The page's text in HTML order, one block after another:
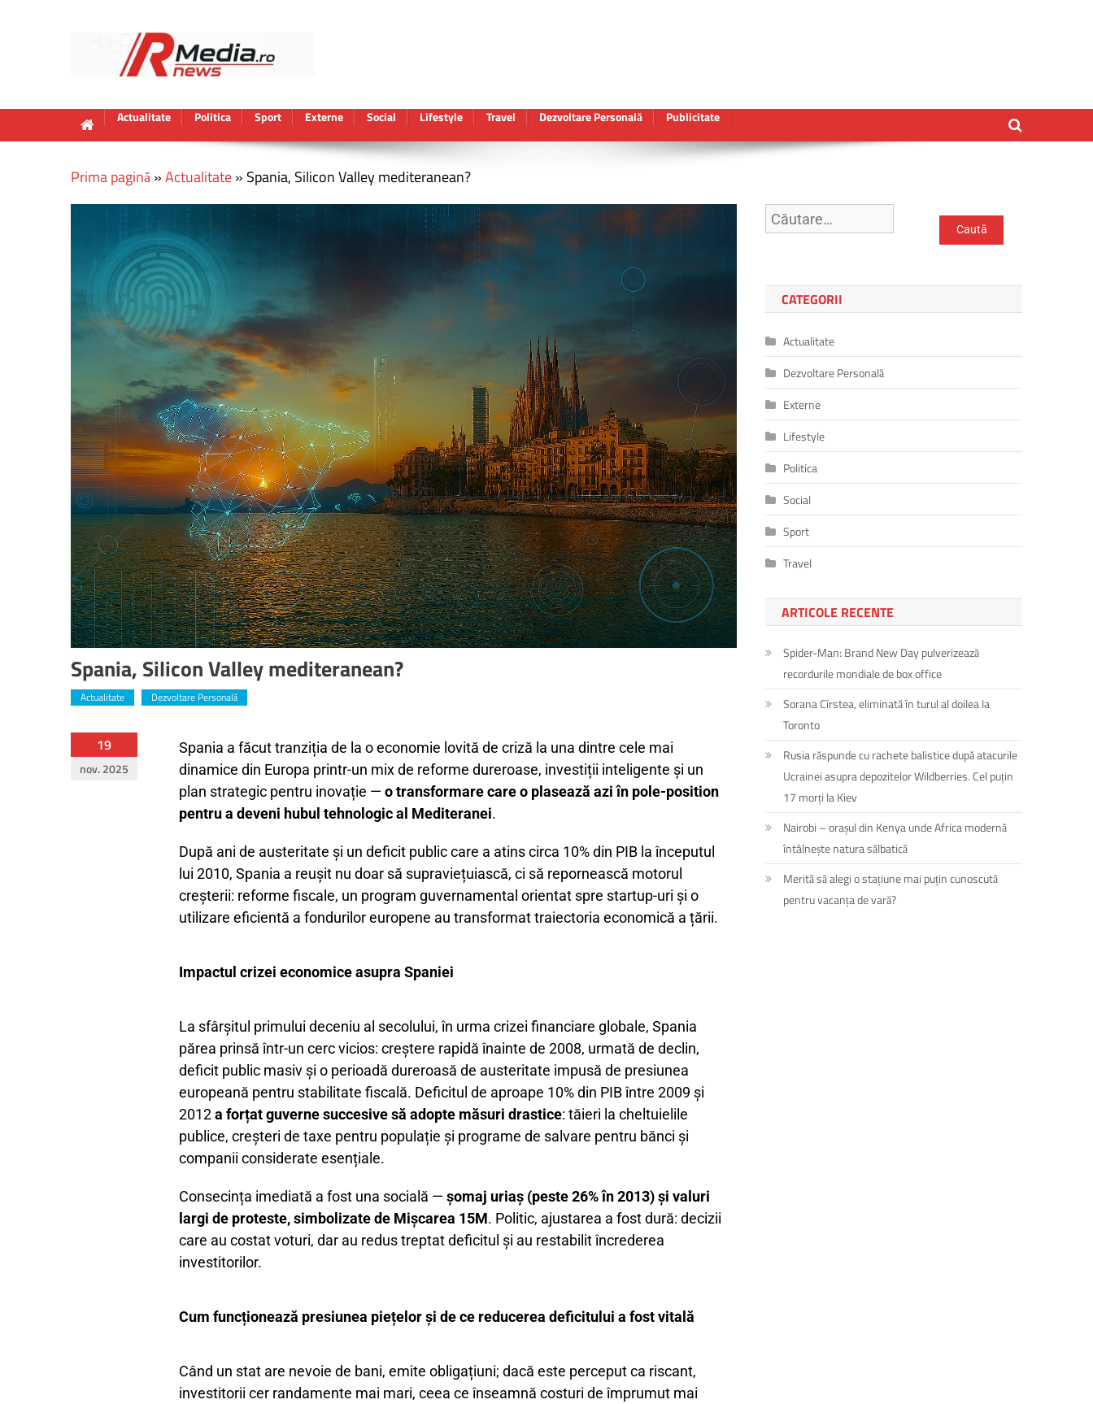
Actualitate Politica Sport Externe Social Lifestyle Travel Dezvoltare Personală Publicitate
Prima pagină»Actualitate» Spania, Silicon Valley mediteranean?
Spania, Silicon Valley mediteranean?
Actualitate Dezvoltare Personală
19
nov. 2025
Spania a făcut tranziția de la o economie lovită de criză la una dintre cele mai
dinamice din Europa printr-un mix de reforme dureroase, investiții inteligente și un
plan strategic pentru inovație — o transformare care o plasează azi în pole-position
pentru a deveni hubul tehnologic al Mediteranei.
După ani de austeritate și un deficit public care a atins circa 10% din PIB la începutul
lui 2010, Spania a reușit nu doar să supraviețuiască, ci să repornească motorul
creșterii: reforme fiscale, un program guvernamental orientat spre startup-uri și o
utilizare eficientă a fondurilor europene au transformat traiectoria economică a țării.
Impactul crizei economice asupra Spaniei
La sfârșitul primului deceniu al secolului, în urma crizei financiare globale, Spania
părea prinsă într-un cerc vicios: creștere rapidă înainte de 2008, urmată de declin,
deficit public masiv și o perioadă dureroasă de austeritate impusă de presiunea
europeană pentru stabilitate fiscală. Deficitul de aproape 10% din PIB între 2009 și
2012a forțat guverne succesive să adopte măsuri drastice: tăieri la cheltuielile
publice, creșteri de taxe pentru populație și programe de salvare pentru bănci și
companii considerate esențiale.
Consecința imediată a fost una socială — șomaj uriaș (peste 26% în 2013) și valuri
largi de proteste, simbolizate de Mișcarea 15M. Politic, ajustarea a fost dură: decizii
care au costat voturi, dar au redus treptat deficitul și au restabilit încrederea
investitorilor.
Cum funcționează presiunea piețelor și de ce reducerea deficitului a fost vitală
Când un stat are nevoie de bani, emite obligațiuni; dacă este perceput ca riscant,
investitorii cer randamente mai mari, ceea ce înseamnă costuri de împrumut mai
CATEGORII
Actualitate
Dezvoltare Personală
Externe
Lifestyle
Politica
Social
Sport
Travel
ARTICOLE RECENTE
Spider-Man: Brand New Day pulverizează
recordurile mondiale de box office
Sorana Cîrstea, eliminată în turul al doilea la
Toronto
Rusia răspunde cu rachete balistice după atacurile
Ucrainei asupra depozitelor Wildberries. Cel puțin
17 morți la Kiev
Nairobi – orașul din Kenya unde Africa modernă
întâlnește natura sălbatică
Merită să alegi o stațiune mai puțin cunoscută
pentru vacanța de vară?